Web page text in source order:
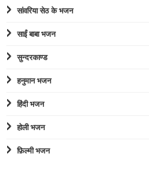
सांवरिया सेठ के भजन
साईं बाबा भजन
सुन्दरकाण्ड
हनुमान भजन
हिंदी भजन
होली भजन
फ़िल्मी भजन